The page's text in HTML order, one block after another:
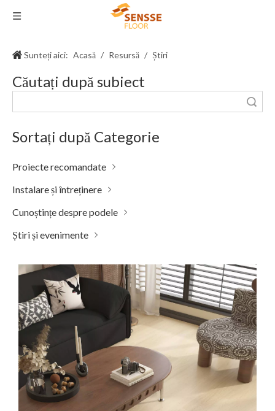
Sunteți aici: Acasă / Resursă / Știri
Căutați după subiect
Sortați după Categorie
Proiecte recomandate
Instalare și întreținere
Cunoștințe despre podele
Știri și evenimente